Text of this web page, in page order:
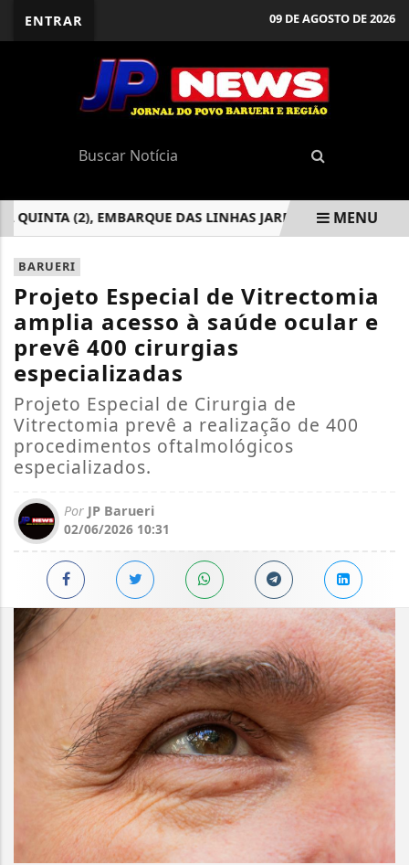
ENTRAR 09 DE AGOSTO DE 2026
(2), EMBARQUE DAS LINHAS JARDIM DOS ALTOS E
EM ALTA
MENU
BARUERI
Projeto Especial de Vitrectomia
amplia acesso à saúde ocular e
prevê 400 cirurgias
especializadas
Projeto Especial de Cirurgia de
Vitrectomia prevê a realização de 400
procedimentos oftalmológicos
especializados.
Por JP Barueri
02/06/2026 10:31